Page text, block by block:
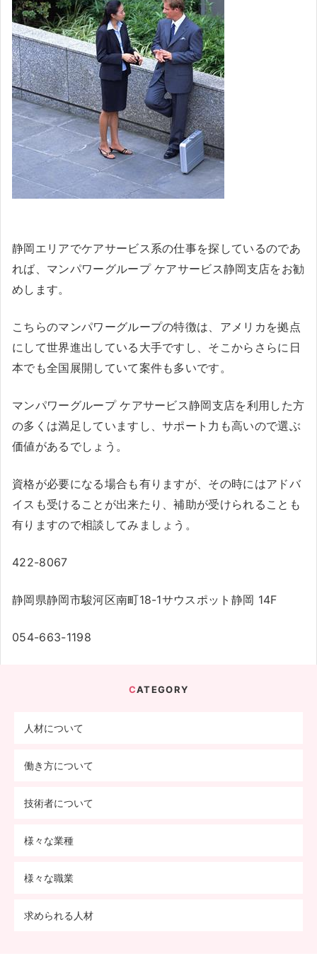
静岡エリアでケアサービス系の仕事を探しているのであ
れば、マンパワーグループ ケアサービス静岡支店をお勧
めします。
こちらのマンパワーグループの特徴は、アメリカを拠点
にして世界進出している大手ですし、そこからさらに日
本でも全国展開していて案件も多いです。
マンパワーグループ ケアサービス静岡支店を利用した方
の多くは満足していますし、サポート力も高いので選ぶ
価値があるでしょう。
資格が必要になる場合も有りますが、その時にはアドバ
イスも受けることが出来たり、補助が受けられることも
有りますので相談してみましょう。
422-8067
静岡県静岡市駿河区南町18-1サウスポット静岡 14F
054-663-1198
CATEGORY
人材について
働き方について
技術者について
様々な業種
様々な職業
求められる人材